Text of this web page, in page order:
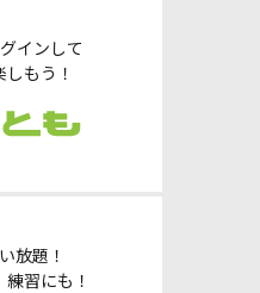
インして
もう！
放題！
習にも！